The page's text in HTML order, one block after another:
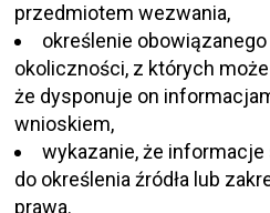
przedmiotem wezwania,
określenie
okoliczności, z których
że dysponuje on
wnioskiem,
wykazanie, że
do określenia źródła lub
prawa.